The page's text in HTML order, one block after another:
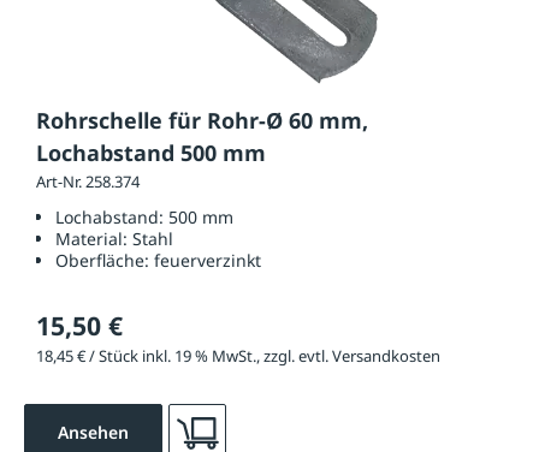
Rohrschelle für Rohr-Ø 60 mm,
Lochabstand 500 mm
Art-Nr. 258.374
Lochabstand: 500 mm
Material: Stahl
Oberfläche: feuerverzinkt
15,50 €
18,45 € / Stück inkl. 19 % MwSt., zzgl. evtl. Versandkosten
Ansehen